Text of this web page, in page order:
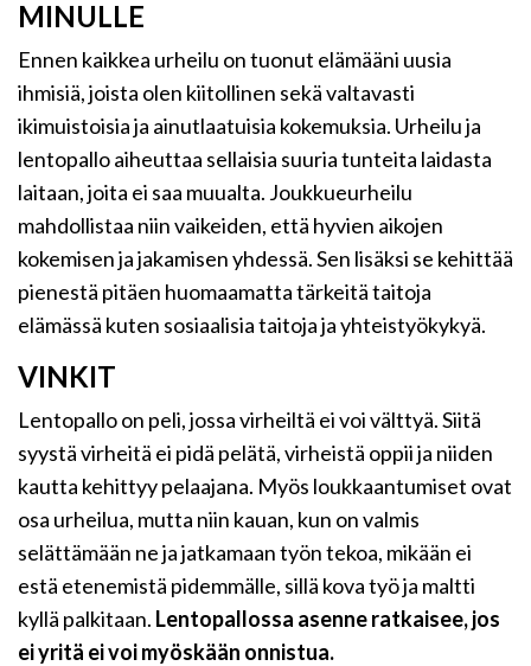
MINULLE
Ennen kaikkea urheilu on tuonut elämääni uusia
ihmisiä, joista olen kiitollinen sekä valtavasti
ikimuistoisia ja ainutlaatuisia kokemuksia. Urheilu ja
lentopallo aiheuttaa sellaisia suuria tunteita laidasta
laitaan, joita ei saa muualta. Joukkueurheilu
mahdollistaa niin vaikeiden, että hyvien aikojen
kokemisen ja jakamisen yhdessä. Sen lisäksi se kehittää
pienestä pitäen huomaamatta tärkeitä taitoja
elämässä kuten sosiaalisia taitoja ja yhteistyökykyä.
VINKIT
Lentopallo on peli, jossa virheiltä ei voi välttyä. Siitä
syystä virheitä ei pidä pelätä, virheistä oppii ja niiden
kautta kehittyy pelaajana. Myös loukkaantumiset ovat
osa urheilua, mutta niin kauan, kun on valmis
selättämään ne ja jatkamaan työn tekoa, mikään ei
estä etenemistä pidemmälle, sillä kova työ ja maltti
kyllä palkitaan. Lentopallossa asenne ratkaisee, jos
ei yritä ei voi myöskään onnistua.